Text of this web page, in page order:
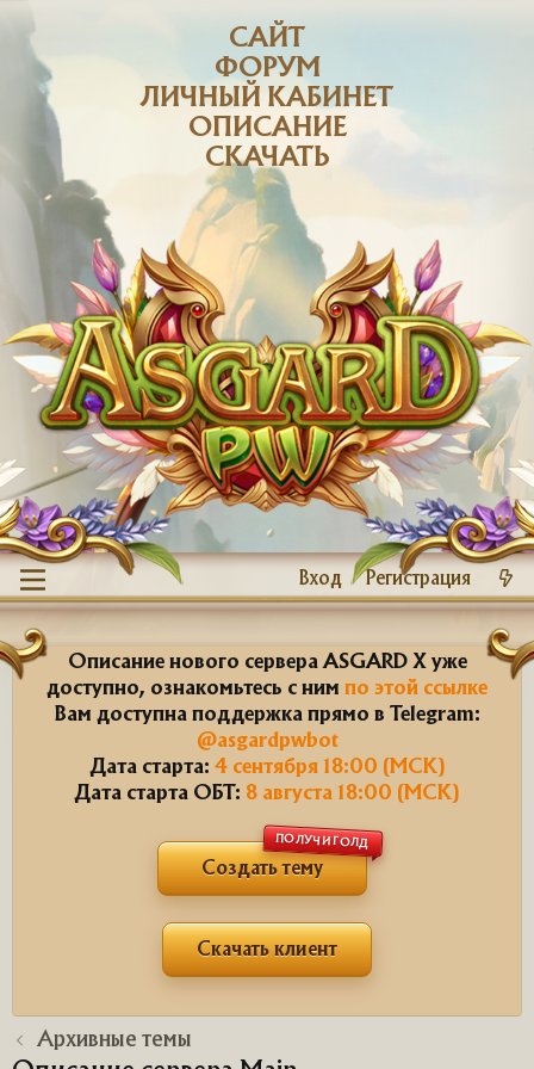
САЙТ
ФОРУМ
ЛИЧНЫЙ КАБИНЕТ
ОПИСАНИЕ
СКАЧАТЬ
Вход Регистрация
Описание нового сервера ASGARD X уже
доступно, ознакомьтесь с ним по этой ссылке
Вам доступна поддержка прямо в Telegram:
@asgardpwbot
Дата старта: 4 сентября 18:00 (МСК)
Дата старта ОБТ: 8 августа 18:00 (МСК)
Создать тему
ПОЛУЧИ ГОЛД
Скачать клиент
Архивные темы